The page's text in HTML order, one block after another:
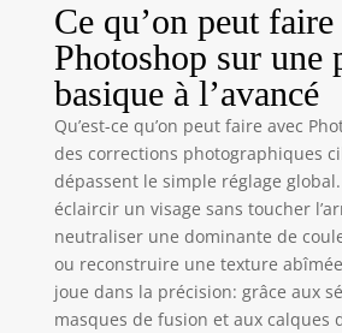
Ce qu’on peut faire
Photoshop sur une
basique à l’avancé
Qu’est-ce qu’on peut faire avec
des corrections photographiques
dépassent le simple réglage
éclaircir un visage sans toucher
neutraliser une dominante de
ou reconstruire une texture
joue dans la précision: grâce aux
masques de fusion et aux calques